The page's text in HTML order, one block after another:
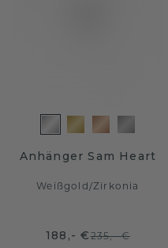
Anhänger Sam Heart
Weißgold/Zirkonia
188,- €235,- €